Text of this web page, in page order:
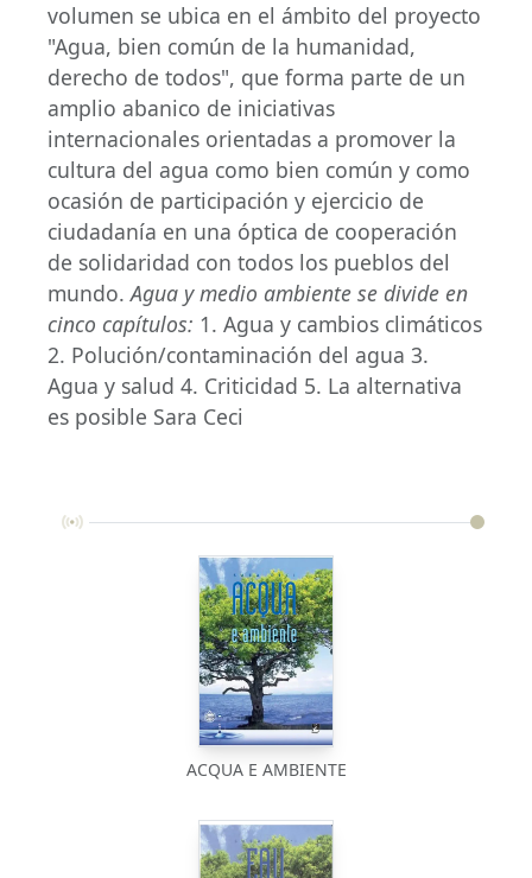
volumen se ubica en el ámbito del proyecto
"Agua, bien común de la humanidad,
derecho de todos", que forma parte de un
amplio abanico de iniciativas
internacionales orientadas a promover la
cultura del agua como bien común y como
ocasión de participación y ejercicio de
ciudadanía en una óptica de cooperación
de solidaridad con todos los pueblos del
mundo.Agua y medio ambiente se divide en
cinco capítulos: 1. Agua y cambios climáticos
2. Polución/contaminación del agua 3.
Agua y salud 4. Criticidad 5. La alternativa
es posible Sara Ceci
ACQUA E AMBIENTE